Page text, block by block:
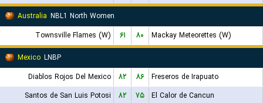
Australia NBL1 North Women
Townsville Flames (W)
۶۱ ۸۰
Mackay Meteorettes (W)
Mexico LNBP
Diablos Rojos Del Mexico
۸۲ ۸۶
Freseros de Irapuato
Santos de San Luis Potosi
۸۲ ۷۵
El Calor de Cancun